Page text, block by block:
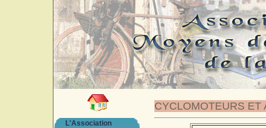
CYCLOMOTEURS ET
L'Association